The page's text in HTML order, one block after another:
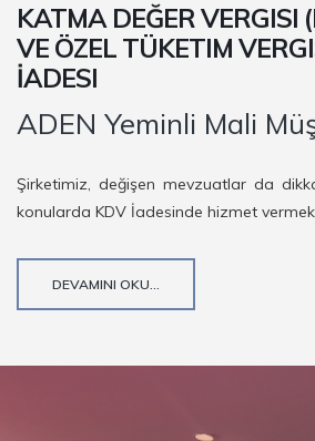
KATMA DEĞER VERGISI
VE ÖZEL TÜKETIM
İADESI
ADEN Yeminli Mali
Şirketimiz, değişen mevzuatlar da
konularda KDV İadesinde hizmet
DEVAMINI OKU...